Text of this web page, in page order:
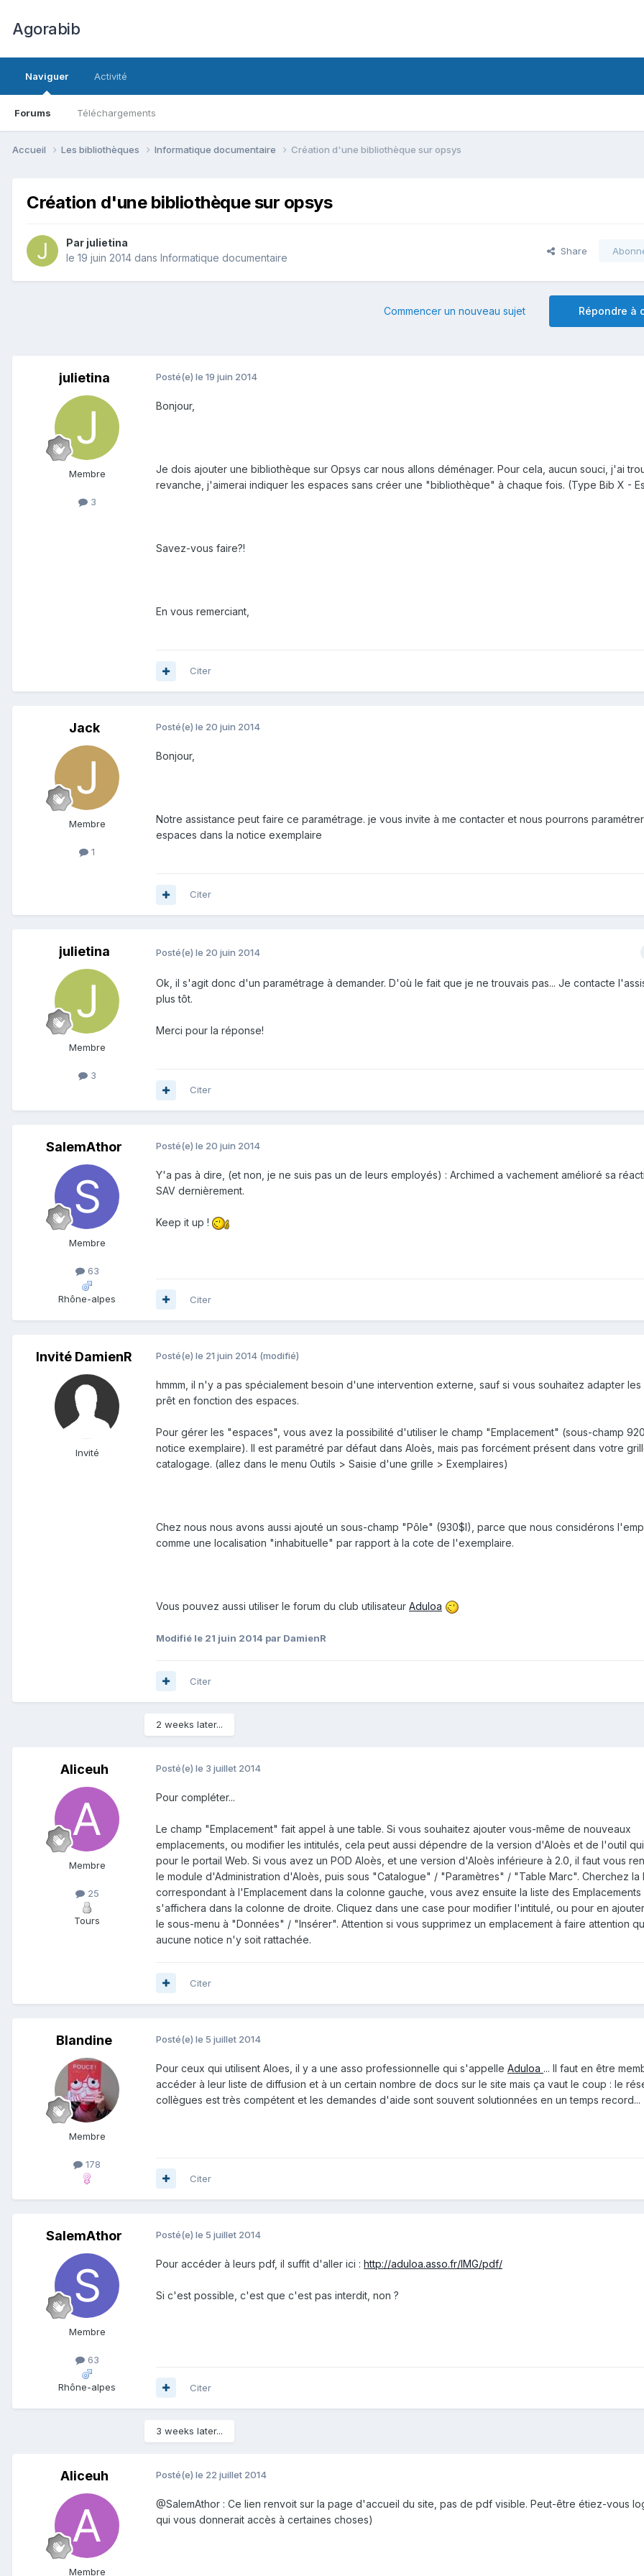
Agorabib
Naviguer
Forums Téléchargements
Activité
Accueil Les bibliothèques Informatique documentaire Création d'une bibliothèque sur opsys
Création d'une bibliothèque sur opsys
Par julietina
le 19 juin 2014 dans Informatique documentaire
Share
Répondre à
Commencer un nouveau sujet
julietina
Membre
3
Posté(e) le 19 juin 2014
Bonjour,
Je dois ajouter une bibliothèque sur Opsys car nous allons déménager. Pour cela, aucun souci, j'ai
revanche, j'aimerai indiquer les espaces sans créer une "bibliothèque" à chaque fois. (Type Bib X -
Savez-vous faire?!
En vous remerciant,
Citer
Jack
Membre
1
Posté(e) le 20 juin 2014
Bonjour,
Notre assistance peut faire ce paramétrage. je vous invite à me contacter et nous pourrons
espaces dans la notice exemplaire
Citer
julietina
Membre
3
Posté(e) le 20 juin 2014
Ok, il s'agit donc d'un paramétrage à demander. D'où le fait que je ne trouvais pas... Je contacte
plus tôt.
Merci pour la réponse!
Citer
SalemAthor
Membre
63
Rhône-alpes
Posté(e) le 20 juin 2014
Y'a pas à dire, (et non, je ne suis pas un de leurs employés) : Archimed a vachement amélioré sa
SAV dernièrement.
Keep it up !
Citer
Invité DamienR
Invité
Posté(e) le 21 juin 2014 (modifié)
hmmm, il n'y a pas spécialement besoin d'une intervention externe, sauf si vous souhaitez adapter
prêt en fonction des espaces.
Pour gérer les "espaces", vous avez la possibilité d'utiliser le champ "Emplacement" (sous-champ
notice exemplaire). Il est paramétré par défaut dans Aloès, mais pas forcément présent dans votre
catalogage. (allez dans le menu Outils > Saisie d'une grille > Exemplaires)
Chez nous nous avons aussi ajouté un sous-champ "Pôle" (930$l), parce que nous considérons
comme une localisation "inhabituelle" par rapport à la cote de l'exemplaire.
Vous pouvez aussi utiliser le forum du club utilisateur Aduloa
Modifié le 21 juin 2014 par DamienR
Citer
2 weeks later...
Aliceuh
Membre
25
Tours
Posté(e) le 3 juillet 2014
Pour compléter...
Le champ "Emplacement" fait appel à une table. Si vous souhaitez ajouter vous-même de nouveaux
emplacements, ou modifier les intitulés, cela peut aussi dépendre de la version d'Aloès et de l'outil
pour le portail Web. Si vous avez un POD Aloès, et une version d'Aloès inférieure à 2.0, il faut vous
le module d'Administration d'Aloès, puis sous "Catalogue" / "Paramètres" / "Table Marc". Cherchez la
correspondant à l'Emplacement dans la colonne gauche, vous avez ensuite la liste des Emplacements
s'affichera dans la colonne de droite. Cliquez dans une case pour modifier l'intitulé, ou pour en
le sous-menu à "Données" / "Insérer". Attention si vous supprimez un emplacement à faire attention
aucune notice n'y soit rattachée.
Citer
Blandine
Membre
178
Posté(e) le 5 juillet 2014
Pour ceux qui utilisent Aloes, il y a une asso professionnelle qui s'appelle Aduloa ... Il faut en être
accéder à leur liste de diffusion et à un certain nombre de docs sur le site mais ça vaut le coup : le
collègues est très compétent et les demandes d'aide sont souvent solutionnées en un temps record...
Citer
SalemAthor
Membre
63
Rhône-alpes
Posté(e) le 5 juillet 2014
Pour accéder à leurs pdf, il suffit d'aller ici : http://aduloa.asso.fr/IMG/pdf/
Si c'est possible, c'est que c'est pas interdit, non ?
Citer
3 weeks later...
Aliceuh
Membre
Posté(e) le 22 juillet 2014
@SalemAthor : Ce lien renvoit sur la page d'accueil du site, pas de pdf visible. Peut-être étiez-vous
qui vous donnerait accès à certaines choses)